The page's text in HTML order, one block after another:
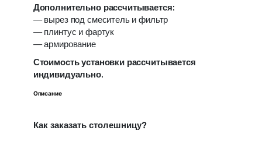
Дополнительно рассчитывается:
— вырез под смеситель и фильтр
— плинтус и фартук
— армирование
Стоимость установки рассчитывается
индивидуально.
Описание
Как заказать столешницу?